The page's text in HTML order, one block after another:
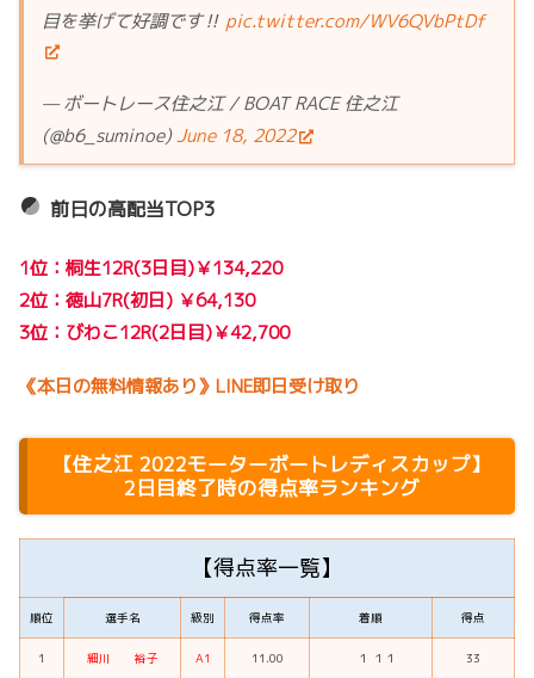
目を挙げて好調です‼ pic.twitter.com/WV6QVbPtDf
— ボートレース住之江 / BOAT RACE 住之江
(@b6_suminoe)June 18, 2022
前日の高配当TOP3
1位：桐生12R(3日目)￥134,220
2位：徳山7R(初日) ￥64,130
3位：びわこ12R(2日目)￥42,700
《本日の無料情報あり》LINE即日受け取り
【住之江 2022モーターボートレディスカップ】
2日目終了時の得点率ランキング
【得点率一覧】
順位 選手名 級別 得点率 着順 得点
1 細川 裕子 A1 11.00 １ １１ 33